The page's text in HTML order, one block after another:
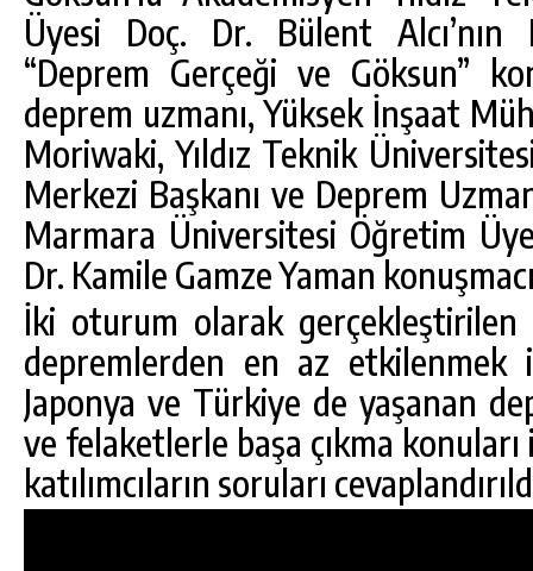
Üyesi Doç. Dr. Bülent Alcı’nın
“Deprem Gerçeği ve Göksun”
deprem uzmanı, Yüksek İnşaat
Moriwaki, Yıldız Teknik
Merkezi Başkanı ve Deprem
Marmara Üniversitesi Öğretim
Dr. Kamile Gamze Yaman
İki oturum olarak gerçekleştirilen
depremlerden en az etkilenmek
Japonya ve Türkiye de yaşanan
ve felaketlerle başa çıkma
katılımcıların soruları